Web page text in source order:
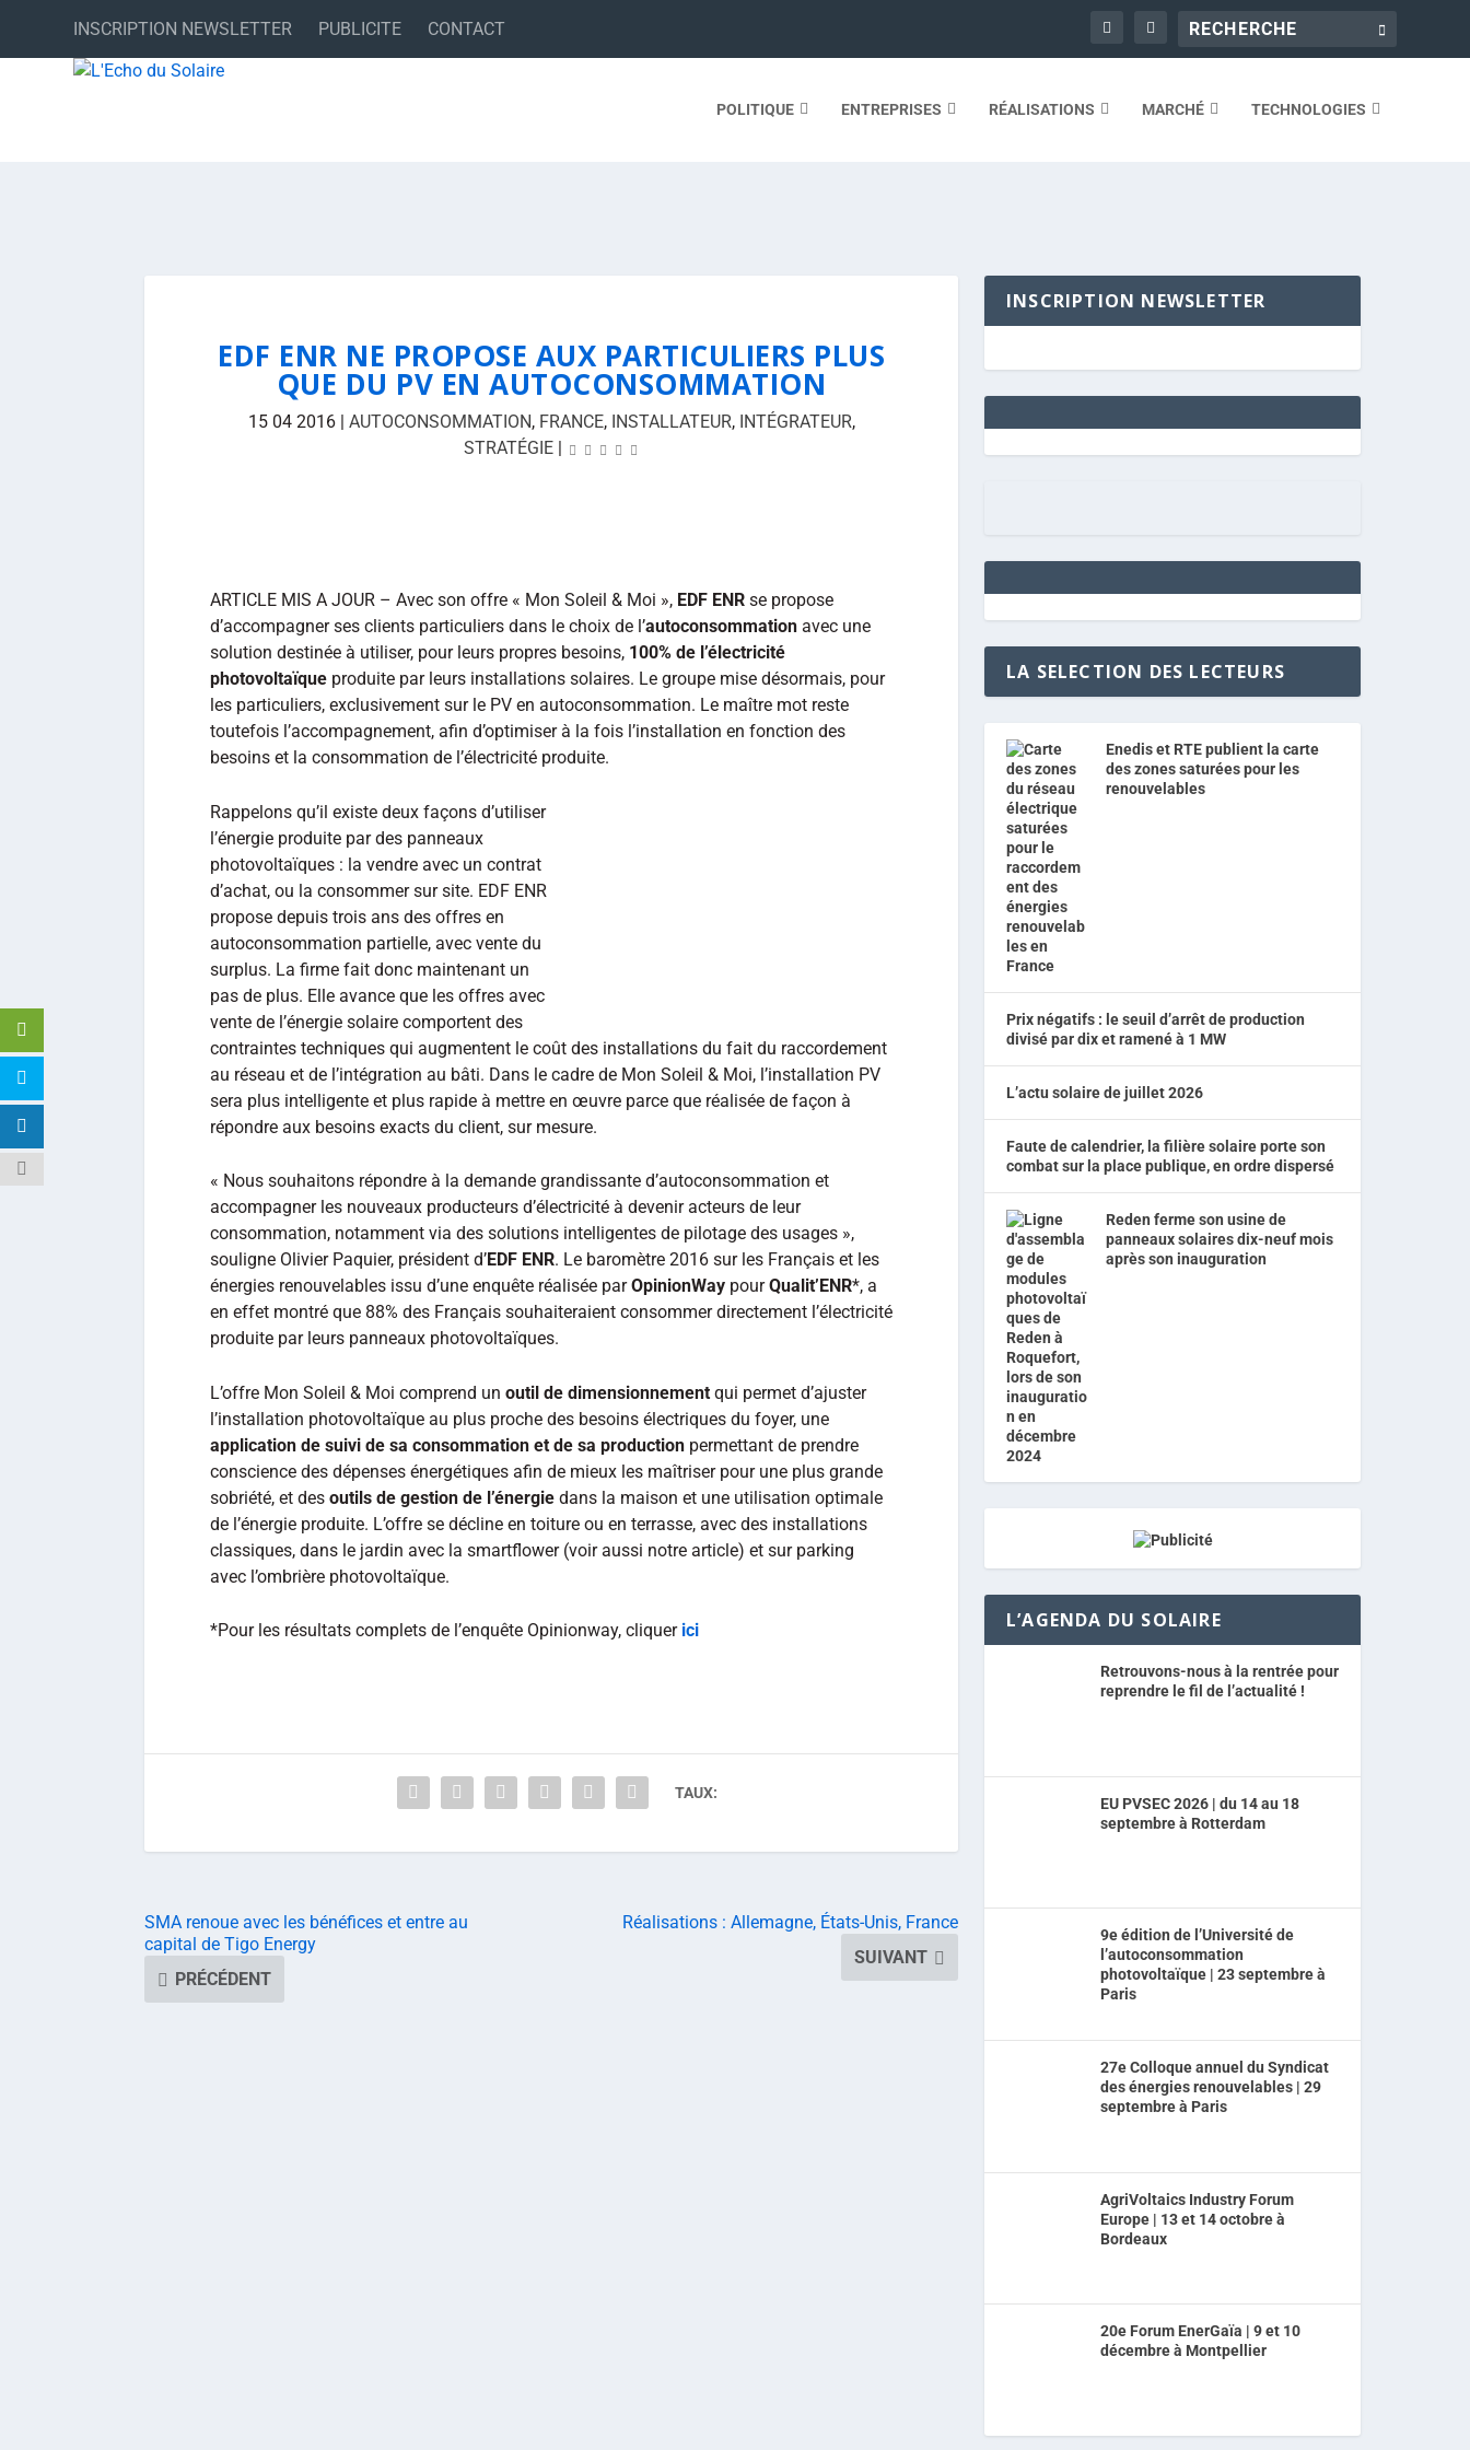
INSCRIPTION NEWSLETTER PUBLICITE CONTACT
POLITIQUE ENTREPRISES RÉALISATIONS MARCHÉ TECHNOLOGIES
EDF ENR NE PROPOSE AUX PARTICULIERS PLUS
QUE DU PV EN AUTOCONSOMMATION
15 04 2016| AUTOCONSOMMATION, FRANCE, INSTALLATEUR, INTÉGRATEUR,
STRATÉGIE |
ARTICLE MIS A JOUR – Avec son offre « Mon Soleil & Moi », EDF ENR se propose
d’accompagner ses clients particuliers dans le choix de l’autoconsommation avec une
solution destinée à utiliser, pour leurs propres besoins, 100% de l’électricité
photovoltaïque produite par leurs installations solaires. Le groupe mise désormais, pour
les particuliers, exclusivement sur le PV en autoconsommation. Le maître mot reste
toutefois l’accompagnement, afin d’optimiser à la fois l’installation en fonction des
besoins et la consommation de l’électricité produite.
Rappelons qu’il existe deux façons d’utiliser
l’énergie produite par des panneaux
photovoltaïques : la vendre avec un contrat
d’achat, ou la consommer sur site. EDF ENR
propose depuis trois ans des offres en
autoconsommation partielle, avec vente du
surplus. La firme fait donc maintenant un
pas de plus. Elle avance que les offres avec
vente de l’énergie solaire comportent des
contraintes techniques qui augmentent le coût des installations du fait du raccordement
au réseau et de l’intégration au bâti. Dans le cadre de Mon Soleil & Moi, l’installation PV
sera plus intelligente et plus rapide à mettre en œuvre parce que réalisée de façon à
répondre aux besoins exacts du client, sur mesure.
« Nous souhaitons répondre à la demande grandissante d’autoconsommation et
accompagner les nouveaux producteurs d’électricité à devenir acteurs de leur
consommation, notamment via des solutions intelligentes de pilotage des usages »,
souligne Olivier Paquier, président d’EDF ENR. Le baromètre 2016 sur les Français et les
énergies renouvelables issu d’une enquête réalisée parOpinionWay pourQualit’ENR*, a
en effet montré que 88% des Français souhaiteraient consommer directement l’électricité
produite par leurs panneaux photovoltaïques.
L’offre Mon Soleil & Moi comprend un outil de dimensionnement qui permet d’ajuster
l’installation photovoltaïque au plus proche des besoins électriques du foyer, une
application de suivi de sa consommation et de sa production permettant de prendre
conscience des dépenses énergétiques afin de mieux les maîtriser pour une plus grande
sobriété, et des outils de gestion de l’énergie dans la maison et une utilisation optimale
de l’énergie produite. L’offre se décline en toiture ou en terrasse, avec des installations
classiques, dans le jardin avec la smartflower (voir aussi notre article) et sur parking
avec l’ombrière photovoltaïque.
*Pour les résultats complets de l’enquête Opinionway, cliquer ici
TAUX:
SMA renoue avec les bénéfices et entre au
capital de Tigo Energy
PRÉCÉDENT
Réalisations : Allemagne, États-Unis, France
SUIVANT
INSCRIPTION NEWSLETTER
LA SELECTION DES LECTEURS
Enedis et RTE publient la carte
des zones saturées pour les
renouvelables
Prix négatifs : le seuil d’arrêt de production
divisé par dix et ramené à 1 MW
L’actu solaire de juillet 2026
Faute de calendrier, la filière solaire porte son
combat sur la place publique, en ordre dispersé
Reden ferme son usine de
panneaux solaires dix-neuf mois
après son inauguration
L’AGENDA DU SOLAIRE
Retrouvons-nous à la rentrée pour
reprendre le fil de l’actualité !
EU PVSEC 2026 | du 14 au 18
septembre à Rotterdam
9e édition de l’Université de
l’autoconsommation
photovoltaïque | 23 septembre à
Paris
27e Colloque annuel du Syndicat
des énergies renouvelables | 29
septembre à Paris
AgriVoltaics Industry Forum
Europe | 13 et 14 octobre à
Bordeaux
20e Forum EnerGaïa | 9 et 10
décembre à Montpellier